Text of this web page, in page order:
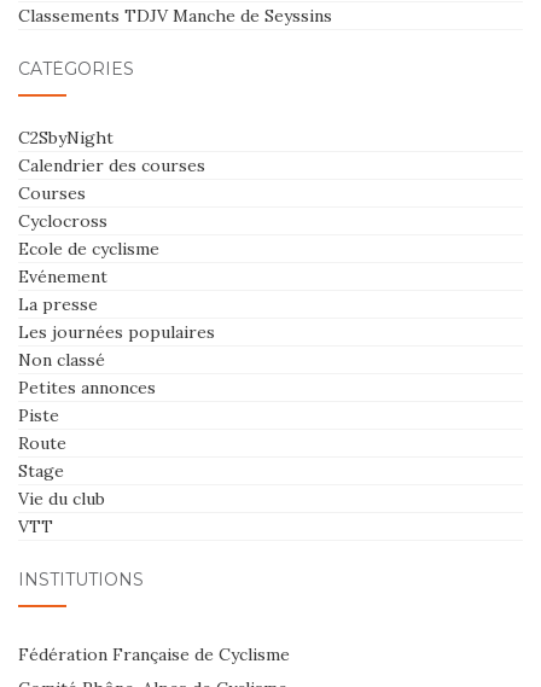
Classements TDJV Manche de Seyssins
CATÉGORIES
C2SbyNight
Calendrier des courses
Courses
Cyclocross
Ecole de cyclisme
Evénement
La presse
Les journées populaires
Non classé
Petites annonces
Piste
Route
Stage
Vie du club
VTT
INSTITUTIONS
Fédération Française de Cyclisme